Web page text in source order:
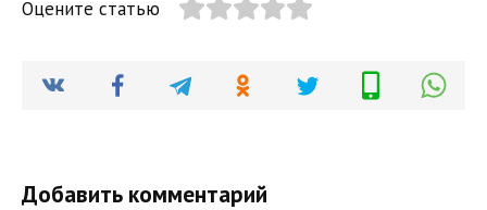
Оцените статью
Добавить комментарий